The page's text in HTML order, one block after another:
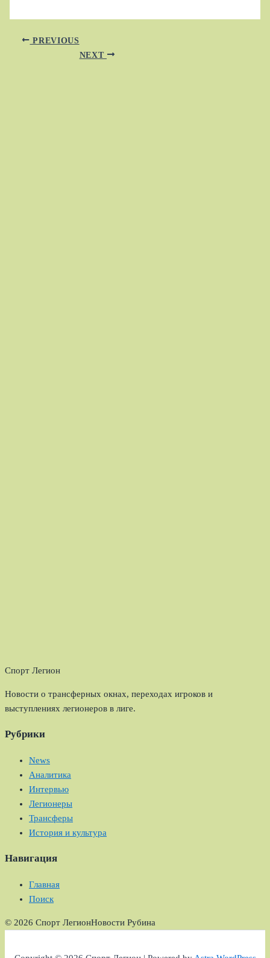
PREVIOUS
NEXT
Спорт Легион
Новости о трансферных окнах, переходах игроков и
выступлениях легионеров в лиге.
Рубрики
News
Аналитика
Интервью
Легионеры
Трансферы
История и культура
Навигация
Главная
Поиск
© 2026 Спорт ЛегионНовости Рубина